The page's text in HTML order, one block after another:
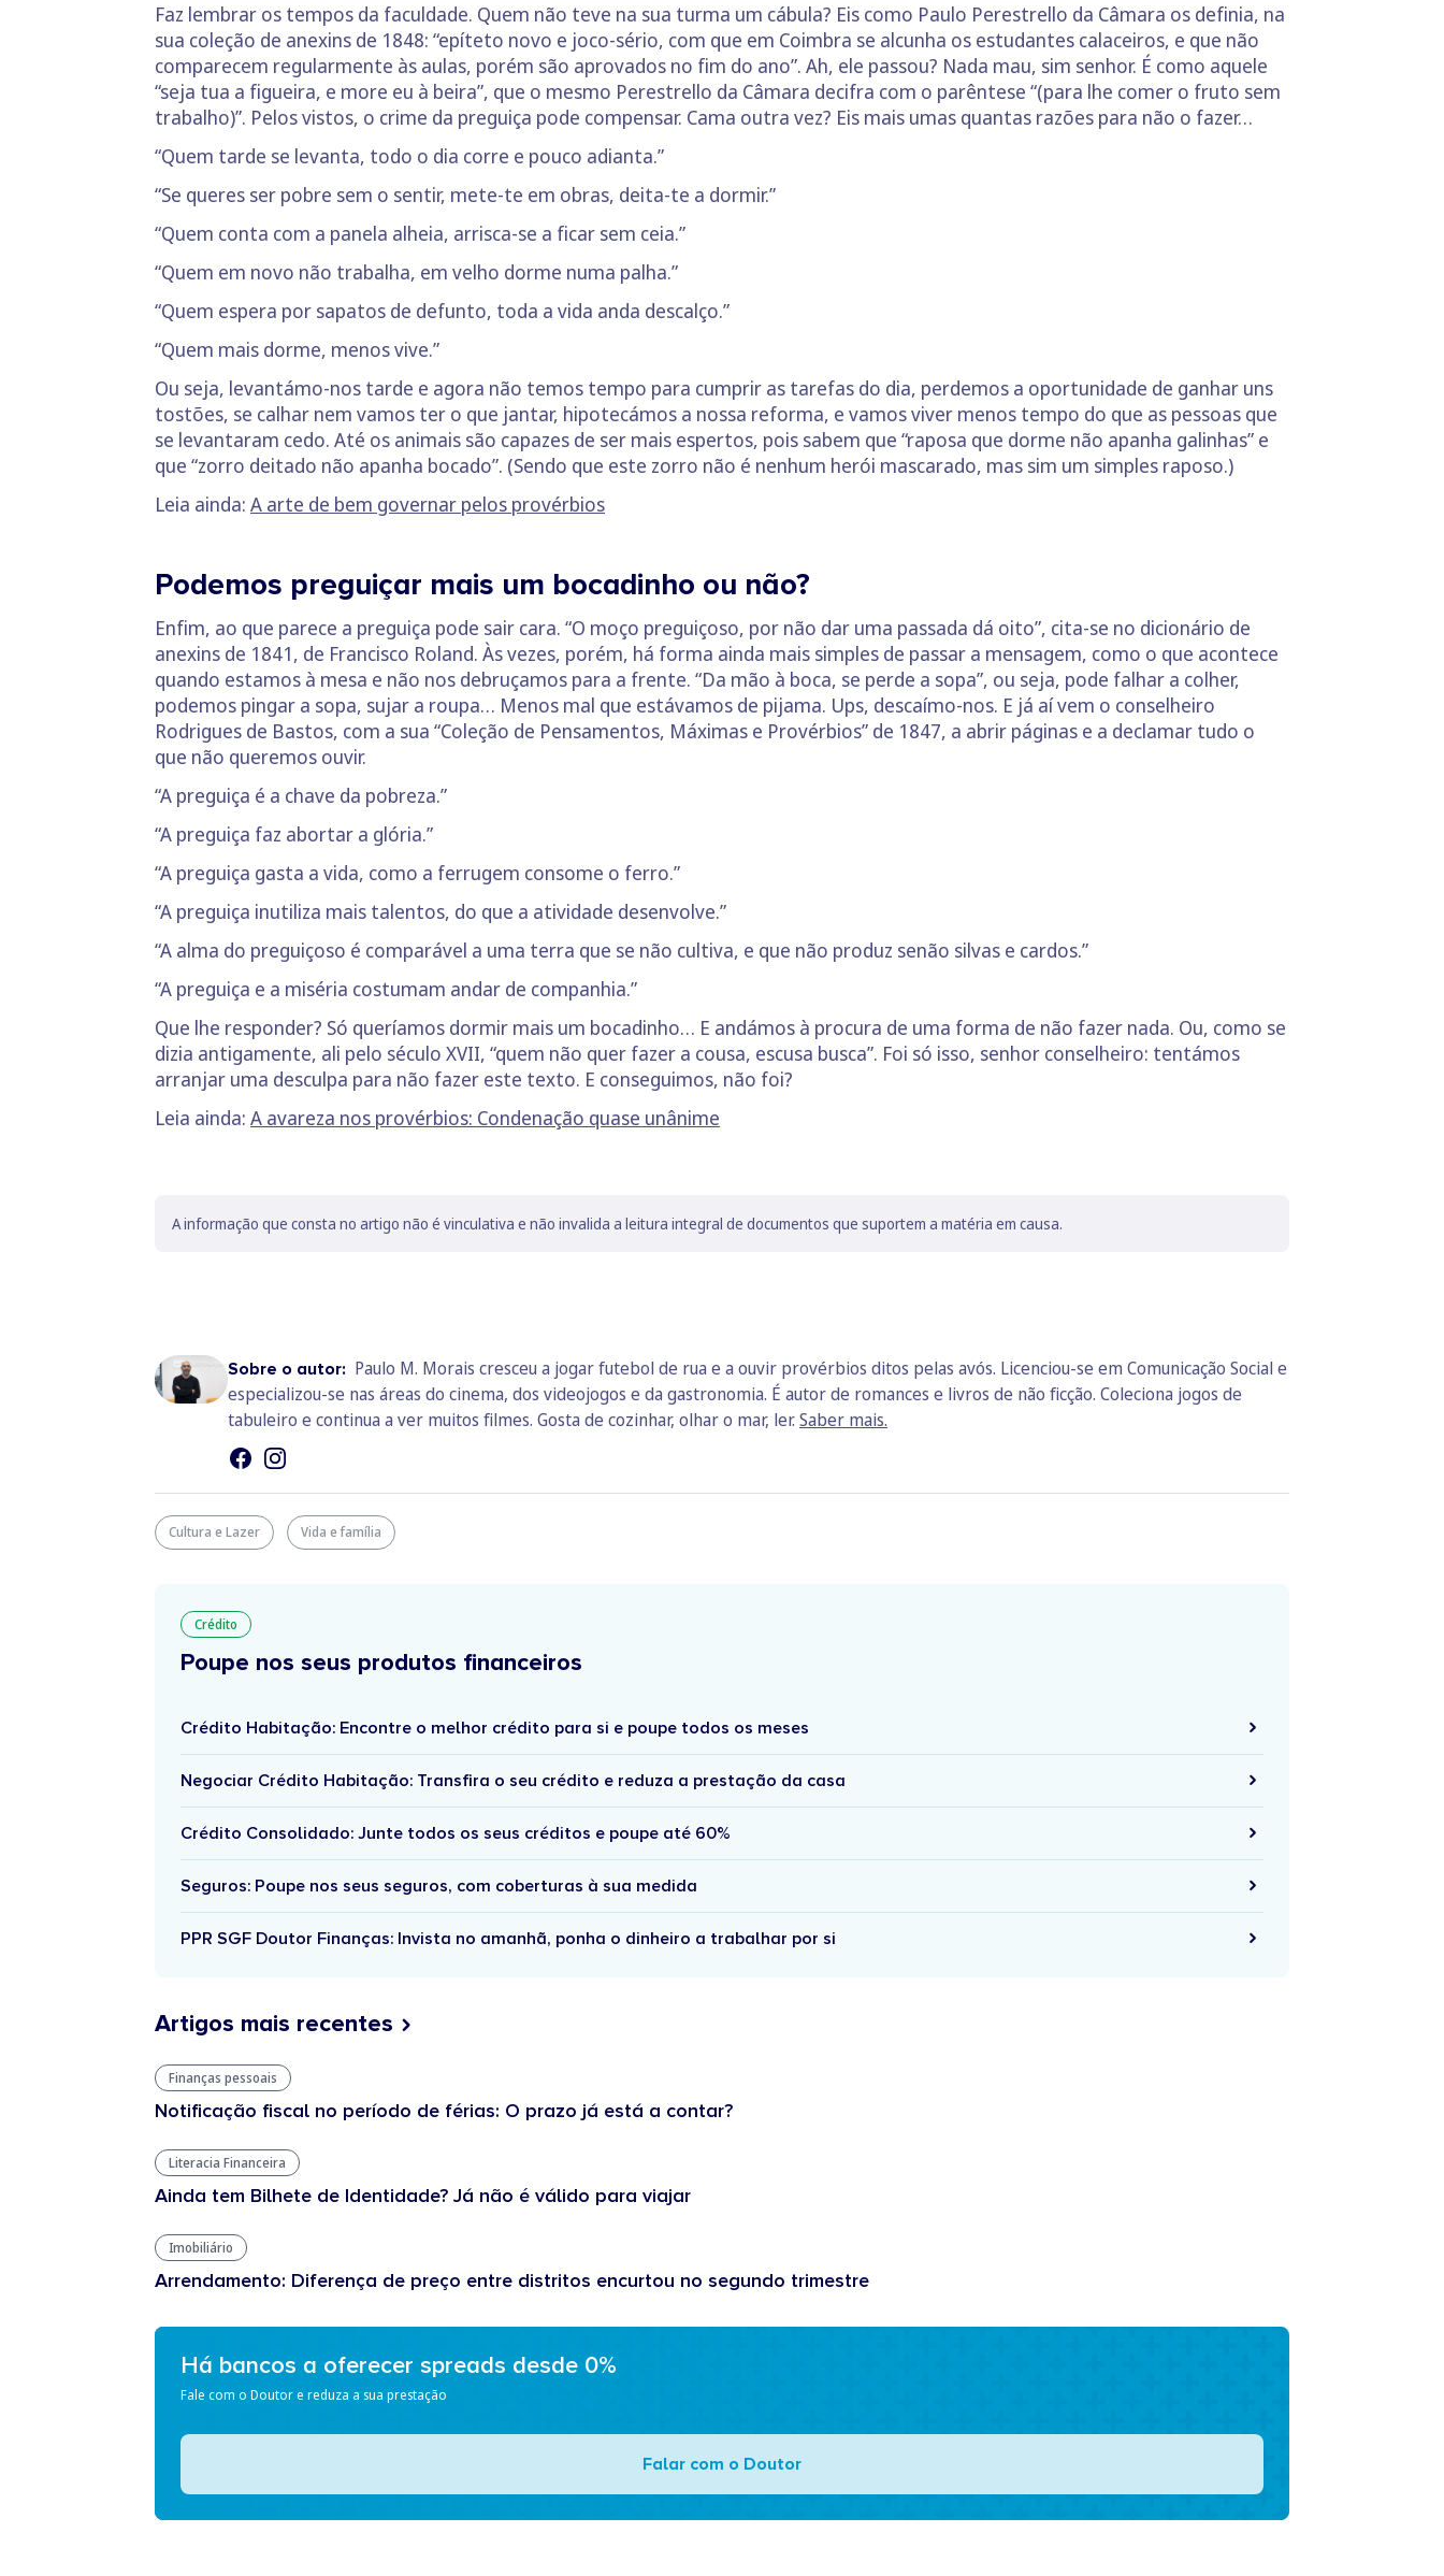
Faz lembrar os tempos da faculdade. Quem não teve na sua turma um cábula? Eis como Paulo Perestrello da Câmara os definia, na
sua coleção de anexins de 1848: “epíteto novo e joco-sério, com que em Coimbra se alcunha os estudantes calaceiros, e que não
comparecem regularmente às aulas, porém são aprovados no fim do ano”. Ah, ele passou? Nada mau, sim senhor. É como aquele
“seja tua a figueira, e more eu à beira”, que o mesmo Perestrello da Câmara decifra com o parêntese “(para lhe comer o fruto sem
trabalho)”. Pelos vistos, o crime da preguiça pode compensar. Cama outra vez? Eis mais umas quantas razões para não o fazer…
“Quem tarde se levanta, todo o dia corre e pouco adianta.”
“Se queres ser pobre sem o sentir, mete-te em obras, deita-te a dormir.”
“Quem conta com a panela alheia, arrisca-se a ficar sem ceia.”
“Quem em novo não trabalha, em velho dorme numa palha.”
“Quem espera por sapatos de defunto, toda a vida anda descalço.”
“Quem mais dorme, menos vive.”
Ou seja, levantámo-nos tarde e agora não temos tempo para cumprir as tarefas do dia, perdemos a oportunidade de ganhar uns
tostões, se calhar nem vamos ter o que jantar, hipotecámos a nossa reforma, e vamos viver menos tempo do que as pessoas que
se levantaram cedo. Até os animais são capazes de ser mais espertos, pois sabem que “raposa que dorme não apanha galinhas” e
que “zorro deitado não apanha bocado”. (Sendo que este zorro não é nenhum herói mascarado, mas sim um simples raposo.)
Leia ainda: A arte de bem governar pelos provérbios
Podemos preguiçar mais um bocadinho ou não?
Enfim, ao que parece a preguiça pode sair cara. “O moço preguiçoso, por não dar uma passada dá oito”, cita-se no dicionário de
anexins de 1841, de Francisco Roland. Às vezes, porém, há forma ainda mais simples de passar a mensagem, como o que acontece
quando estamos à mesa e não nos debruçamos para a frente. “Da mão à boca, se perde a sopa”, ou seja, pode falhar a colher,
podemos pingar a sopa, sujar a roupa… Menos mal que estávamos de pijama. Ups, descaímo-nos. E já aí vem o conselheiro
Rodrigues de Bastos, com a sua “Coleção de Pensamentos, Máximas e Provérbios” de 1847, a abrir páginas e a declamar tudo o
que não queremos ouvir.
“A preguiça é a chave da pobreza.”
“A preguiça faz abortar a glória.”
“A preguiça gasta a vida, como a ferrugem consome o ferro.”
“A preguiça inutiliza mais talentos, do que a atividade desenvolve.”
“A alma do preguiçoso é comparável a uma terra que se não cultiva, e que não produz senão silvas e cardos.”
“A preguiça e a miséria costumam andar de companhia.”
Que lhe responder? Só queríamos dormir mais um bocadinho… E andámos à procura de uma forma de não fazer nada. Ou, como se
dizia antigamente, ali pelo século XVII, “quem não quer fazer a cousa, escusa busca”. Foi só isso, senhor conselheiro: tentámos
arranjar uma desculpa para não fazer este texto. E conseguimos, não foi?
Leia ainda: A avareza nos provérbios: Condenação quase unânime
A informação que consta no artigo não é vinculativa e não invalida a leitura integral de documentos que suportem a matéria em causa.
Sobre o autor: Paulo M. Morais cresceu a jogar futebol de rua e a ouvir provérbios ditos pelas avós. Licenciou-se em Comunicação Social e
especializou-se nas áreas do cinema, dos videojogos e da gastronomia. É autor de romances e livros de não ficção. Coleciona jogos de
tabuleiro e continua a ver muitos filmes. Gosta de cozinhar, olhar o mar, ler.Saber mais.
Cultura e Lazer Vida e família
Crédito
Poupe nos seus produtos financeiros
Crédito Habitação: Encontre o melhor crédito para si e poupe todos os meses
Negociar Crédito Habitação: Transfira o seu crédito e reduza a prestação da casa
Crédito Consolidado: Junte todos os seus créditos e poupe até 60%
Seguros: Poupe nos seus seguros, com coberturas à sua medida
PPR SGF Doutor Finanças: Invista no amanhã, ponha o dinheiro a trabalhar por si
Artigos mais recentes
Finanças pessoais
Notificação fiscal no período de férias: O prazo já está a contar?
Literacia Financeira
Ainda tem Bilhete de Identidade? Já não é válido para viajar
Imobiliário
Arrendamento: Diferença de preço entre distritos encurtou no segundo trimestre
Há bancos a oferecer spreads desde 0%
Fale com o Doutor e reduza a sua prestação
Falar com o Doutor